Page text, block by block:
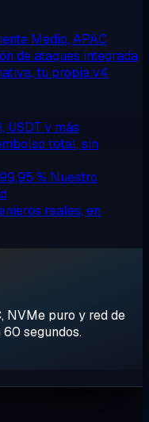
Medio, APAC
de ataques integrada
tu propia v4
USDT y más
total, sin
% Nuestro
reales, en
NVMe puro y red de
segundos.